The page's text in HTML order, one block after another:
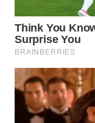
CIREBON
WN
WN
KUNINGAN